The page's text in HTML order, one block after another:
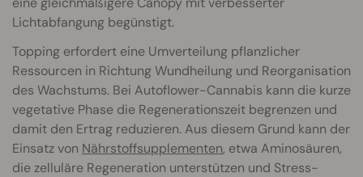
Lichtabfangung begünstigt.
Topping erfordert eine Umverteilung pflanzlicher
Ressourcen in Richtung Wundheilung und Reorganisation
des Wachstums. Bei Autoflower-Cannabis kann die kurze
vegetative Phase die Regenerationszeit begrenzen und
damit den Ertrag reduzieren. Aus diesem Grund kann der
Einsatz von Nährstoffsupplementen, etwa Aminosäuren,
die zelluläre Regeneration unterstützen und Stress-